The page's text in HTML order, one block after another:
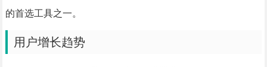
的首选工具之一。
用户增长趋势